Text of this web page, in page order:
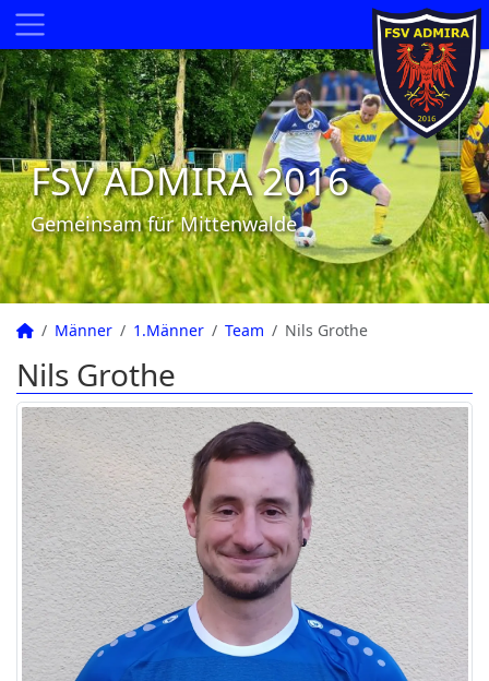
FSV ADMIRA 2016
Gemeinsam für Mittenwalde
Männer 1.Männer Team Nils Grothe
Nils Grothe